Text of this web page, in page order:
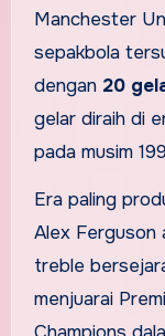
Manchester
sepakbola
dengan 20
gelar diraih di
pada musim
Era paling
Alex Ferguson
treble
menjuarai